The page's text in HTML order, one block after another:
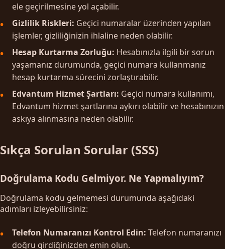
ele geçirilmesine yol açabilir.
Gizlilik Riskleri: Geçici numaralar üzerinden yapılan
işlemler, gizliliğinizin ihlaline neden olabilir.
Hesap Kurtarma Zorluğu: Hesabınızla ilgili bir sorun
yaşamanız durumunda, geçici numara kullanmanız
hesap kurtarma sürecini zorlaştırabilir.
Edvantum Hizmet Şartları: Geçici numara kullanımı,
Edvantum hizmet şartlarına aykırı olabilir ve hesabınızın
askıya alınmasına neden olabilir.
Sıkça Sorulan Sorular (SSS)
Doğrulama Kodu Gelmiyor. Ne Yapmalıyım?
Doğrulama kodu gelmemesi durumunda aşağıdaki
adımları izleyebilirsiniz:
Telefon Numaranızı Kontrol Edin: Telefon numaranızı
doğru girdiğinizden emin olun.